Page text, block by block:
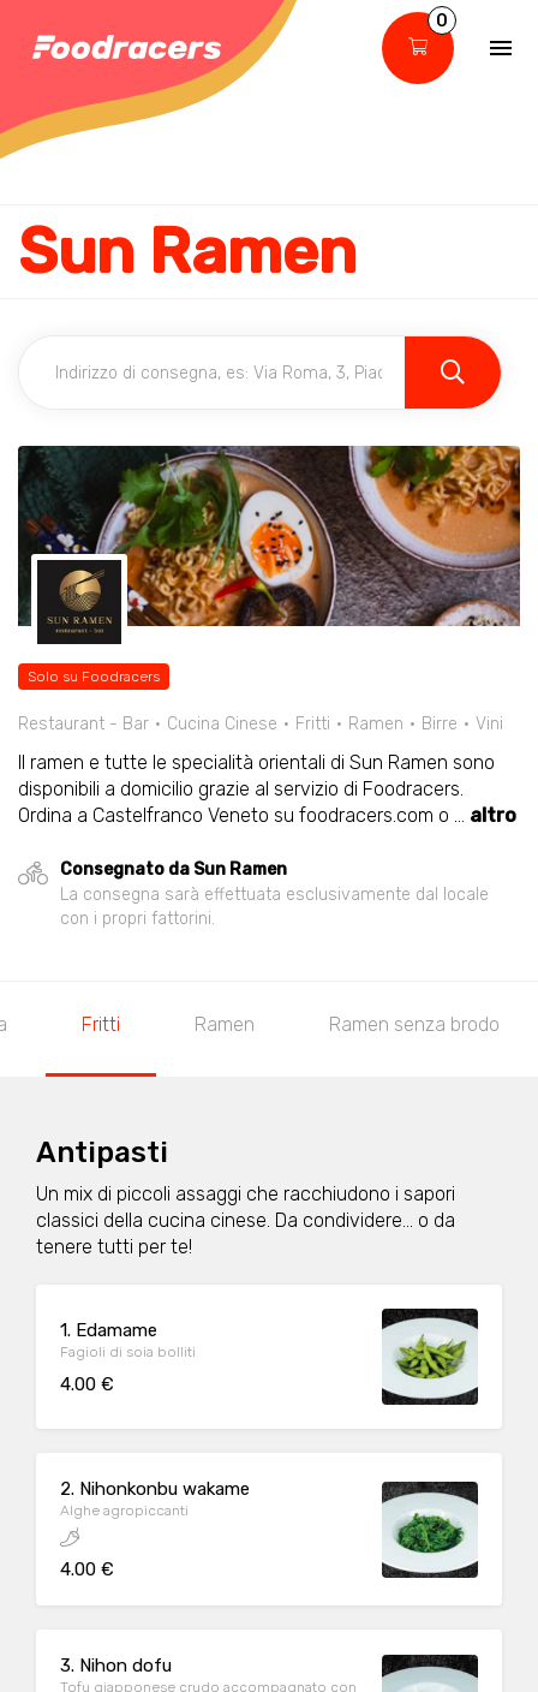
0
Sun Ramen
Solo su Foodracers
Restaurant - Bar Cucina Cinese Fritti Ramen Birre Vini
Il ramen e tutte le specialità orientali di Sun Ramen sono
disponibili a domicilio grazie al servizio di Foodracers.
Ordina a Castelfranco Veneto su foodracers.com o ... altro
Consegnato da Sun Ramen
La consegna sarà effettuata esclusivamente dal locale
con i propri fattorini.
Fritti Ramen Ramen senza brodo
Antipasti
Un mix di piccoli assaggi che racchiudono i sapori
classici della cucina cinese. Da condividere… o da
tenere tutti per te!
1. Edamame
Fagioli di soia bolliti
4.00 €
2. Nihonkonbu wakame
Alghe agropiccanti
4.00 €
3. Nihon dofu
Tofu giapponese crudo accompagnato con